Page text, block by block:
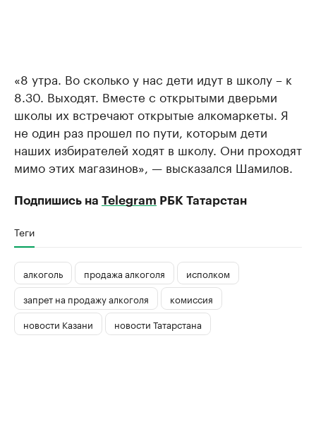
«8 утра. Во сколько у нас дети идут в школу – к
8.30. Выходят. Вместе с открытыми дверьми
школы их встречают открытые алкомаркеты. Я
не один раз прошел по пути, которым дети
наших избирателей ходят в школу. Они проходят
мимо этих магазинов», — высказался Шамилов.
Подпишись на Telegram РБК Татарстан
Теги
алкоголь продажа алкоголя
исполком
запрет на продажу алкоголя
комиссия
новости Казани
новости Татарстана